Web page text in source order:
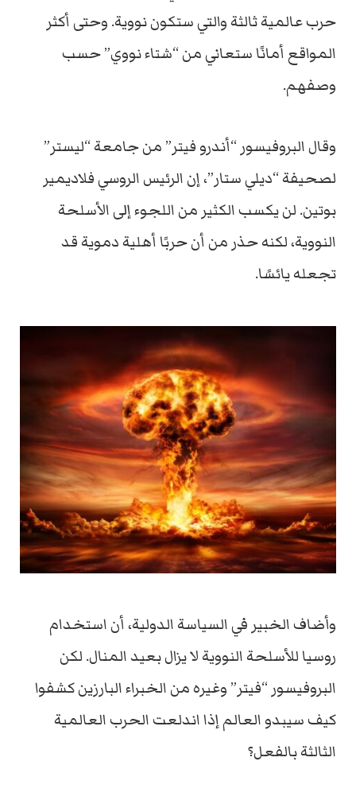
حرب عالمية ثالثة والتي ستكون نووية. وحتى أكثر
المواقع أمانًا ستعاني من “شتاء نووي” حسب
وصفهم.
وقال البروفيسور “أندرو فيتر” من جامعة “ليستر”
لصحيفة “ديلي ستار”، إن الرئيس الروسي فلاديمير
بوتين. لن يكسب الكثير من اللجوء إلى الأسلحة
النووية، لكنه حذر من أن حربًا أهلية دموية قد
تجعله يائسًا.
وأضاف الخبير في السياسة الدولية، أن استخدام
روسيا للأسلحة النووية لا يزال بعيد المنال. لكن
البروفيسور “فيتر” وغيره من الخبراء البارزين كشفوا
كيف سيبدو العالم إذا اندلعت الحرب العالمية
الثالثة بالفعل؟